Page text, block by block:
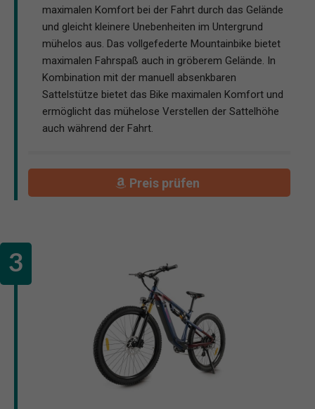
maximalen Komfort bei der Fahrt durch das Gelände
und gleicht kleinere Unebenheiten im Untergrund
mühelos aus. Das vollgefederte Mountainbike bietet
maximalen Fahrspaß auch in gröberem Gelände. In
Kombination mit der manuell absenkbaren
Sattelstütze bietet das Bike maximalen Komfort und
ermöglicht das mühelose Verstellen der Sattelhöhe
auch während der Fahrt.
Preis prüfen